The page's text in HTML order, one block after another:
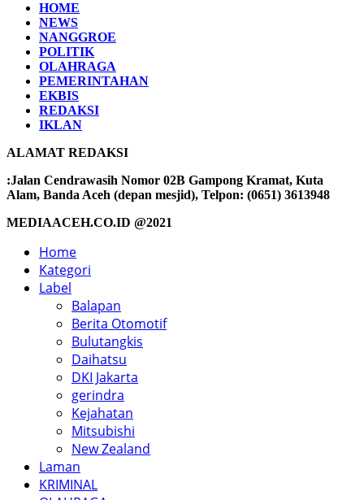
HOME
NEWS
NANGGROE
POLITIK
OLAHRAGA
PEMERINTAHAN
EKBIS
REDAKSI
IKLAN
ALAMAT REDAKSI
:Jalan Cendrawasih Nomor 02B Gampong Kramat, Kuta
Alam, Banda Aceh (depan mesjid), Telpon: (0651) 3613948
MEDIAACEH.CO.ID @2021
Home
Kategori
Label
Balapan
Berita Otomotif
Bulutangkis
Daihatsu
DKI Jakarta
gerindra
Kejahatan
Mitsubishi
New Zealand
Laman
KRIMINAL